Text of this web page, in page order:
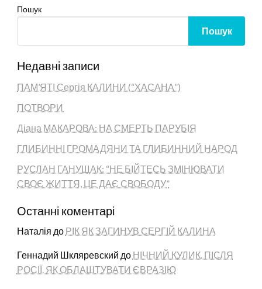
Пошук
Пошук
Недавні записи
ПАМ’ЯТІ Сергія КАЛИНИ (“ХАСАНА”)
ПОТВОРИ
Діана МАКАРОВА: НА СМЕРТЬ ПАРУБІЯ
ГЛИБИННІ ГРОМАДЯНИ ТА ГЛИБИННИЙ НАРОД
РУСЛАН ГАНУЩАК: “НЕ БІЙТЕСЬ ЗМІНЮВАТИ
СВОЄ ЖИТТЯ, ЦЕ ДАЄ СВОБОДУ”
Останні коментарі
Наталія до РІК ЯК ЗАГИНУВ СЕРГІЙ КАЛИНА
Геннадий Шкляревский до НІЧНИЙ КУЛИК. ПІСЛЯ
РОСІЇ. ЯК ОБЛАШТУВАТИ ЄВРАЗІЮ